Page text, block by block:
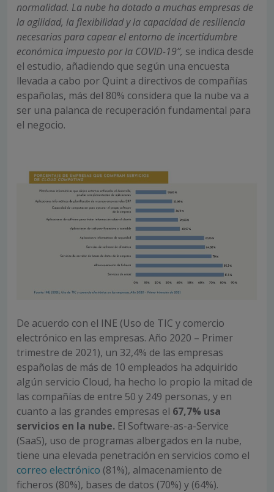
normalidad. La nube ha dotado a muchas empresas de
la agilidad, la flexibilidad y la capacidad de resiliencia
necesarias para capear el entorno de incertidumbre
económica impuesto por la COVID-19”, se indica desde
el estudio, añadiendo que según una encuesta
llevada a cabo por Quint a directivos de compañías
españolas, más del 80% considera que la nube va a
ser una palanca de recuperación fundamental para
el negocio.
De acuerdo con el INE (Uso de TIC y comercio
electrónico en las empresas. Año 2020 – Primer
trimestre de 2021), un 32,4% de las empresas
españolas de más de 10 empleados ha adquirido
algún servicio Cloud, ha hecho lo propio la mitad de
las compañías de entre 50 y 249 personas, y en
cuanto a las grandes empresas el 67,7% usa
servicios en la nube. El Software-as-a-Service
(SaaS), uso de programas albergados en la nube,
tiene una elevada penetración en servicios como el
correo electrónico (81%), almacenamiento de
ficheros (80%), bases de datos (70%) y (64%).